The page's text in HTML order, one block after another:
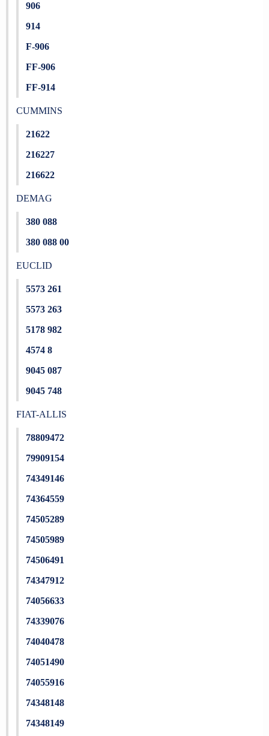
906
914
F-906
FF-906
FF-914
CUMMINS
21622
216227
216622
DEMAG
380 088
380 088 00
EUCLID
5573 261
5573 263
5178 982
4574 8
9045 087
9045 748
FIAT-ALLIS
78809472
79909154
74349146
74364559
74505289
74505989
74506491
74347912
74056633
74339076
74040478
74051490
74055916
74348148
74348149